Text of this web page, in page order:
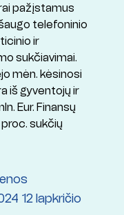
pažįstamus
telefoninio
ir
sukčiavimai.
mėn. kėsinosi
iš gyventojų ir
Eur. Finansų
sukčių
12 lapkričio